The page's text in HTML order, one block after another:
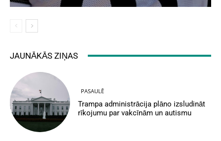
JAUNĀKĀS ZIŅAS
PASAULĒ
Trampa administrācija plāno izsludināt
rīkojumu par vakcīnām un autismu